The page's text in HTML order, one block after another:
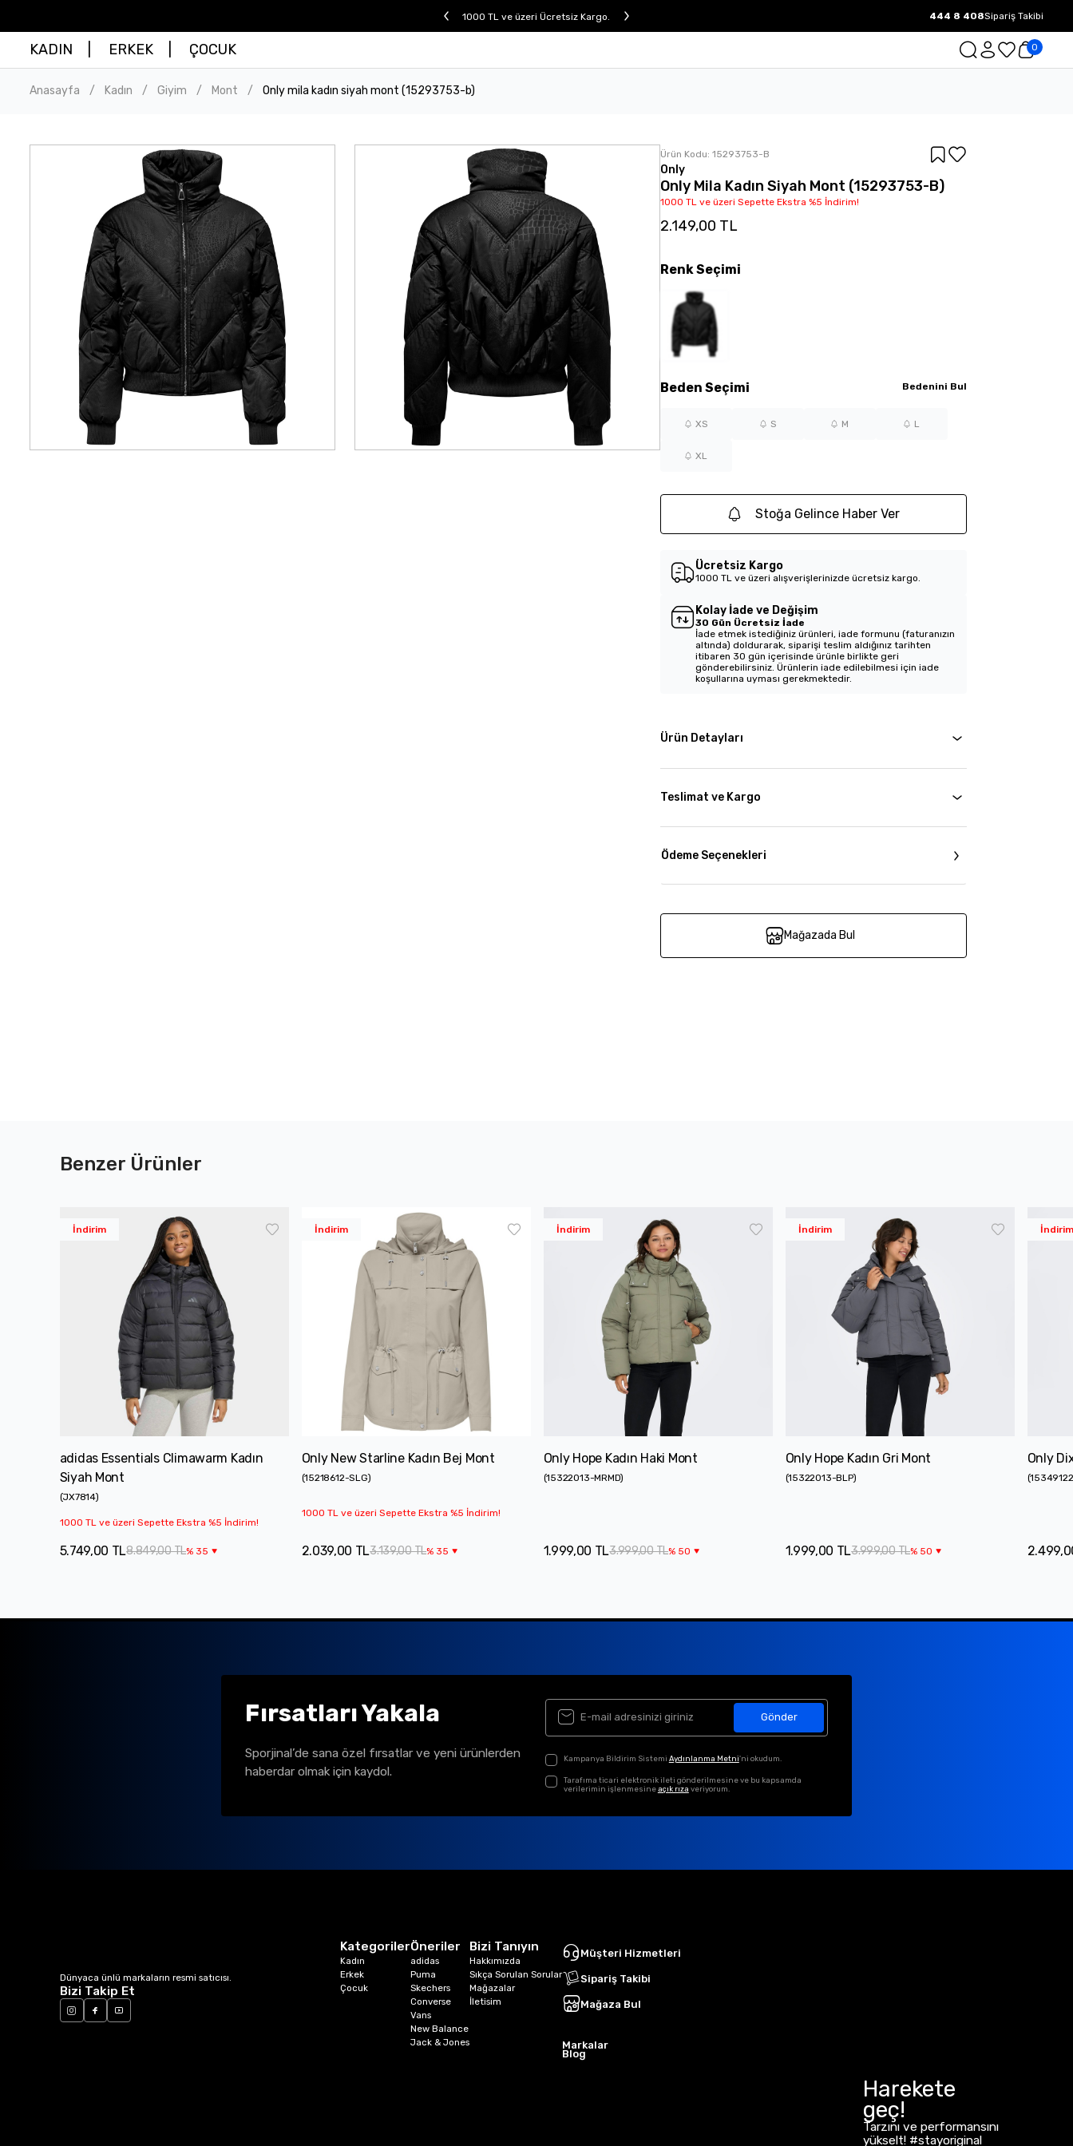
1000 TL ve üzeri Ücretsiz Kargo. 1000 TL ve üzeri Ücretsiz Kargo.
444 8 408Sipariş Takibi
KADIN ERKEK ÇOCUK 0
Anasayfa / Kadın / Giyim / Mont / Only mila kadın siyah mont (15293753-b)
Ürün Kodu: 15293753-B
Only
Only Mila Kadın Siyah Mont (15293753-B)
1000 TL ve üzeri Sepette Ekstra %5 İndirim!
2.149,00 TL
Beden Seçimi Bedenini Bul
XS S M L
XL
RenkSeçimi
Stoğa Gelince Haber Ver
Ücretsiz Kargo
1000 TL ve üzeri alışverişlerinizde ücretsiz kargo.
Kolay İade ve Değişim
30 Gün Ücretsiz İade
İade etmek istediğiniz ürünleri, iade formunu (faturanızın
altında) doldurarak, siparişi teslim aldığınız tarihten
itibaren 30 gün içerisinde ürünle birlikte geri
gönderebilirsiniz. Ürünlerin iade edilebilmesi için iade
koşullarına uyması gerekmektedir.
Ürün Detayları
Teslimat ve Kargo
Ödeme Seçenekleri
Mağazada Bul
Benzer Ürünler
İndirim
adidas Essentials Climawarm Kadın
Siyah Mont
(JX7814)
1000 TL ve üzeri Sepette Ekstra %5 İndirim!
8.849,00 TL% 35
5.749,00 TL
İndirim
Only New Starline Kadın Bej Mont
(15218612-SLG)
1000 TL ve üzeri Sepette Ekstra %5 İndirim!
3.139,00 TL% 35
2.039,00 TL
İndirim
Only Hope Kadın Haki Mont
(15322013-MRMD)
3.999,00 TL% 50
1.999,00 TL
İndirim
Only Hope Kadın Gri Mont
(15322013-BLP)
3.999,00 TL% 50
1.999,00 TL
İndirim
Only
(
Fırsatları Yakala
Sporjinal’de sana özel fırsatlar ve yeni ürünlerden
haberdar olmak için kaydol.
Gönder
Kampanya Bildirim Sistemi Aydınlanma Metni'ni okudum.
Tarafıma ticari elektronik ileti gönderilmesine ve bu kapsamda
verilerimin işlenmesineaçık rıza veriyorum.
Dünyaca ünlü markaların resmi satıcısı.
Bizi Takip Et
Kategoriler
Kadın
Erkek
Çocuk
Öneriler
adidas
Puma
Skechers
Converse
Vans
New Balance
Jack & Jones
Bizi Tanıyın
Hakkımızda
Sıkça Sorulan Sorular
Mağazalar
İletisim
Müşteri Hizmetleri
Sipariş Takibi
Mağaza Bul
Markalar
Blog
Harekete
geç!
Tarzını ve performansını
yükselt! #stayoriginal